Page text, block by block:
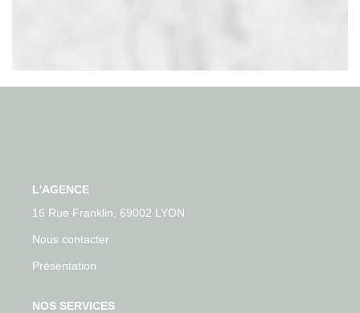
L'AGENCE
16 Rue Franklin, 69002 LYON
Nous contacter
Présentation
NOS SERVICES